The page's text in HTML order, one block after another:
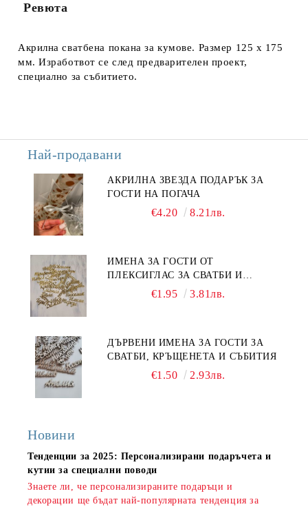
Ревюта
Акрилна сватбена покана за кумове. Размер 125 х 175
мм. Изработвот се след предварителен проект,
специално за събитието.
Най-продавани
АКРИЛНА ЗВЕЗДА ПОДАРЪК ЗА
ГОСТИ НА ПОГАЧА
€4.20 8.21лв.
ИМЕНА ЗА ГОСТИ ОТ
ПЛЕКСИГЛАС ЗА СВАТБИ И
СЪБИТИЯ€1.95 3.81лв.
ДЪРВЕНИ ИМЕНА ЗА ГОСТИ ЗА
СВАТБИ, КРЪЩЕНЕТА И СЪБИТИЯ
€1.50 2.93лв.
Новини
Тенденции за 2025: Персонализирани подаръчета и
кутии за специални поводи
Знаете ли, че персонализираните подаръци и
декорации ще бъдат най-популярната тенденция за